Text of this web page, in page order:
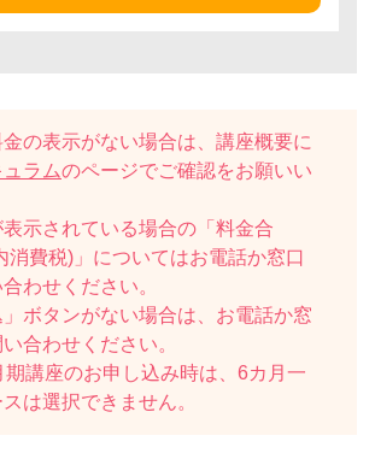
金の表示がない場合は、講座概要に
ラムのページでご確認をお願いい
示されている場合の「料金合
消費税)」についてはお電話か窓口
わせください。
」ボタンがない場合は、お電話か窓
合わせください。
期講座のお申し込み時は、6カ月一
は選択できません。